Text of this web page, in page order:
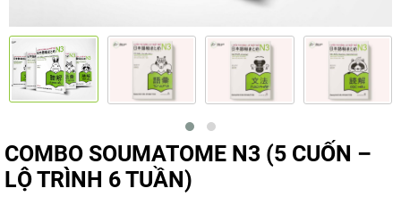
COMBO SOUMATOME N3 (5 CUỐN –
LỘ TRÌNH 6 TUẦN)